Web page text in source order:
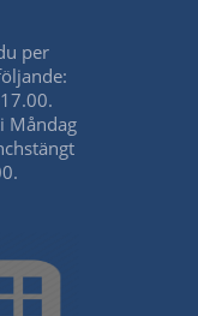
per
Måndag